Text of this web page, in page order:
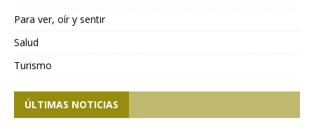
Para ver, oír y sentir
Salud
Turismo
ÚLTIMAS NOTICIAS